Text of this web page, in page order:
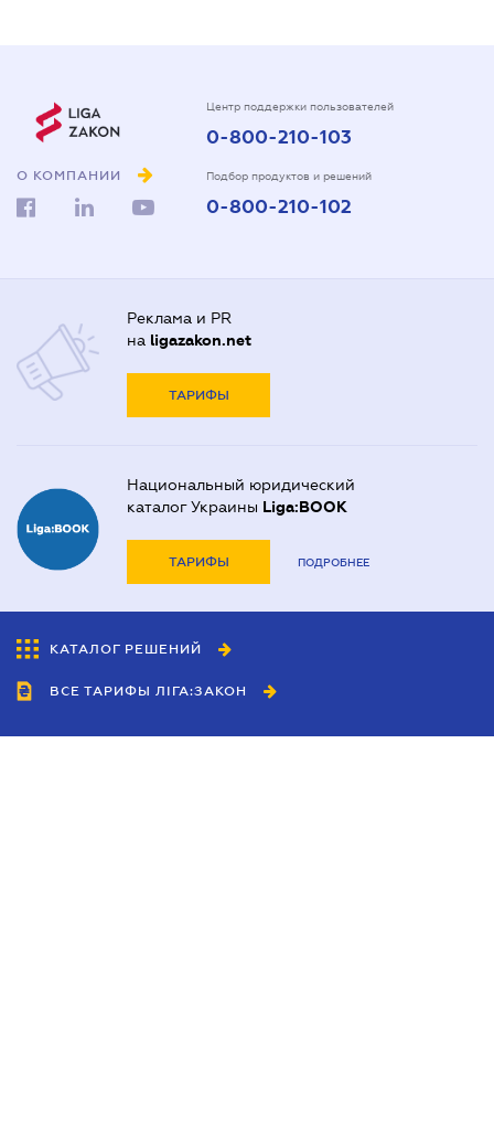
О КОМПАНИИ
Центр поддержки пользователей
0-800-210-103
Подбор продуктов и решений
0-800-210-102
Реклама и PR
на ligazakon.net
ТАРИФЫ
Национальный юридический
каталог Украины Liga:BOOK
ТАРИФЫ ПОДРОБНЕЕ
КАТАЛОГ РЕШЕНИЙ
ВСЕ ТАРИФЫ ЛІГА:ЗАКОН